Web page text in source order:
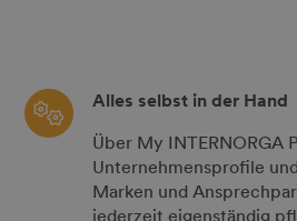
Alles selbst in der Hand
Über My INTERNORGA
Unternehmensprofile
Marken und
jederzeit eigenständig